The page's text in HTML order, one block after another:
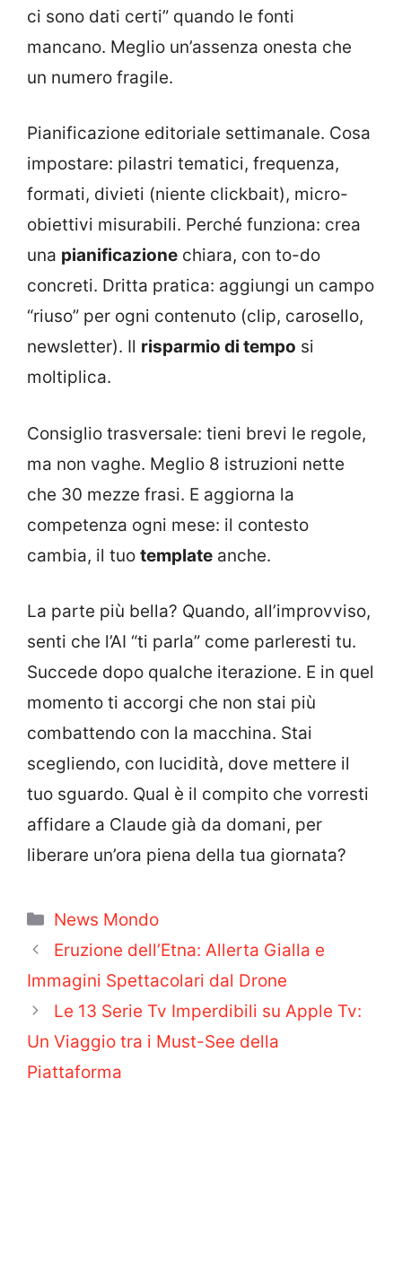
ci sono dati certi” quando le fonti
mancano. Meglio un’assenza onesta che
un numero fragile.
Pianificazione editoriale settimanale. Cosa
impostare: pilastri tematici, frequenza,
formati, divieti (niente clickbait), micro-
obiettivi misurabili. Perché funziona: crea
una pianificazione chiara, con to-do
concreti. Dritta pratica: aggiungi un campo
“riuso” per ogni contenuto (clip, carosello,
newsletter). Il risparmio di tempo si
moltiplica.
Consiglio trasversale: tieni brevi le regole,
ma non vaghe. Meglio 8 istruzioni nette
che 30 mezze frasi. E aggiorna la
competenza ogni mese: il contesto
cambia, il tuo template anche.
La parte più bella? Quando, all’improvviso,
senti che l’AI “ti parla” come parleresti tu.
Succede dopo qualche iterazione. E in quel
momento ti accorgi che non stai più
combattendo con la macchina. Stai
scegliendo, con lucidità, dove mettere il
tuo sguardo. Qual è il compito che vorresti
affidare a Claude già da domani, per
liberare un’ora piena della tua giornata?
Categorie
News Mondo
Eruzione dell’Etna: Allerta Gialla e
Immagini Spettacolari dal Drone
Le 13 Serie Tv Imperdibili su Apple Tv:
Un Viaggio tra i Must-See della
Piattaforma